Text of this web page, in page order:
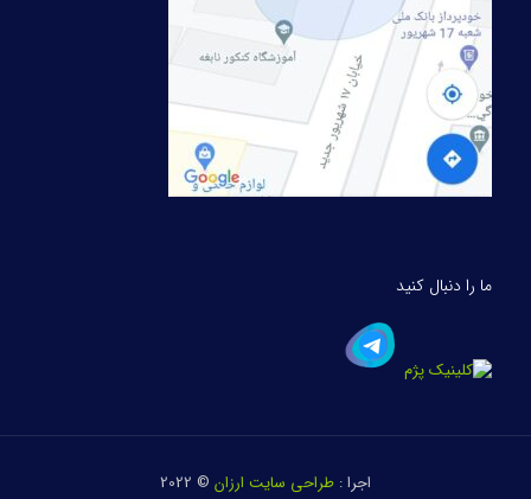
ما را دنبال کنید
اجرا : طراحی سایت ارزان © 2022